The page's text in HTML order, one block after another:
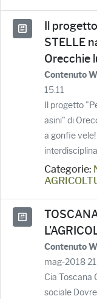
Il
STELLE
Orecchie
Contenuto
15.11
Il progetto
asini" di
a gonfie
Categorie:
Contenuto
mag-2018
Cia Toscana
sociale